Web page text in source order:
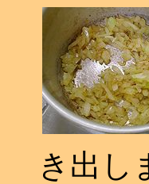
き出し